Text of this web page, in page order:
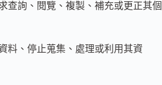
查詢、閱覽、複製、補充或更正其個
料、停止蒐集、處理或利用其資